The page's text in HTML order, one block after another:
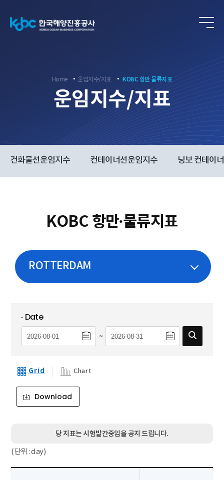
Home 운임지수/지표 KOBC 항만∙물류지표
운임지수/지표
건화물선운임지수 컨테이너선운임지수 닝보 컨테이
KOBC 항만∙물류지표
ROTTERDAM
Date
~
Grid Chart
Download
당 지표는 시험발간중임을 공지 드립니다.
(단위 : day)